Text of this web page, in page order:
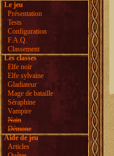
Le jeu
Présentation
Tests
Configuration
F.A.Q.
Classement
Les classes
Elfe noir
Elfe sylvaine
Gladiateur
Mage de bataille
Séraphine
Vampire
Nain
Démone
Aide de jeu
Articles